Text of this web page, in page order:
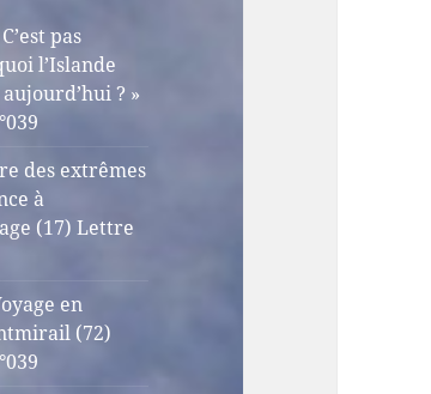
pas
l’Islande
? »
des extrêmes
à
(17) Lettre
en
(72)